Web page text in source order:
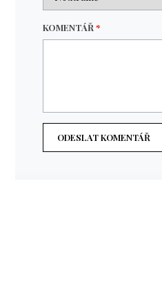
KOMENTÁŘ*
ODESLAT KOMENTÁŘ